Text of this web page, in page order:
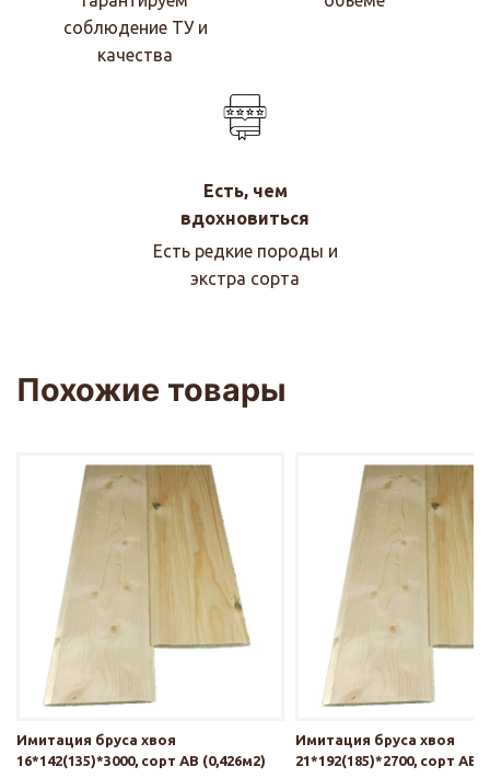
соблюдение ТУ и
качества
Есть, чем
вдохновиться
Есть редкие породы и
экстра сорта
Похожие товары
Имитация бруса хвоя
16*142(135)*3000, сорт АВ (0,426м2)
Имитация бруса хвоя
21*192(185)*2700, сорт АВ